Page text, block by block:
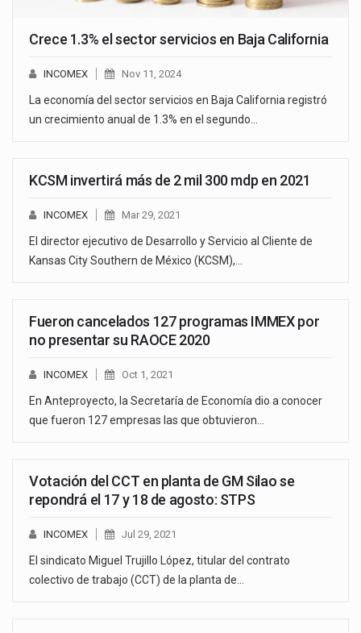
Crece 1.3% el sector servicios en Baja California
INCOMEX Nov 11, 2024
La economía del sector servicios en Baja California registró
un crecimiento anual de 1.3% en el segundo…
KCSM invertirá más de 2 mil 300 mdp en 2021
INCOMEX Mar 29, 2021
El director ejecutivo de Desarrollo y Servicio al Cliente de
Kansas City Southern de México (KCSM),…
Fueron cancelados 127 programas IMMEX por
no presentar su RAOCE 2020
INCOMEX Oct 1, 2021
En Anteproyecto, la Secretaría de Economía dio a conocer
que fueron 127 empresas las que obtuvieron…
Votación del CCT en planta de GM Silao se
repondrá el 17 y 18 de agosto: STPS
INCOMEX Jul 29, 2021
El sindicato Miguel Trujillo López, titular del contrato
colectivo de trabajo (CCT) de la planta de…